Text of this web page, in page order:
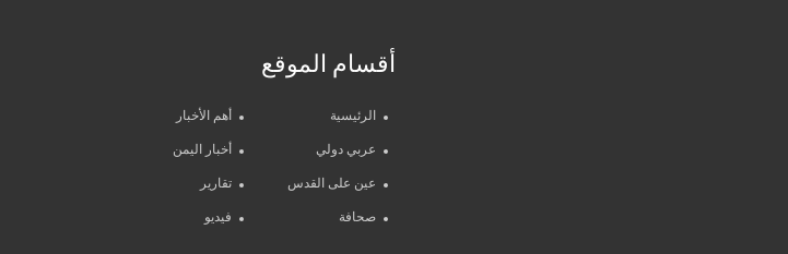
أقسام الموقع
الرئيسية أهم الأخبار
عربي دولي أخبار اليمن
عين على القدس تقارير
صحافة فيديو